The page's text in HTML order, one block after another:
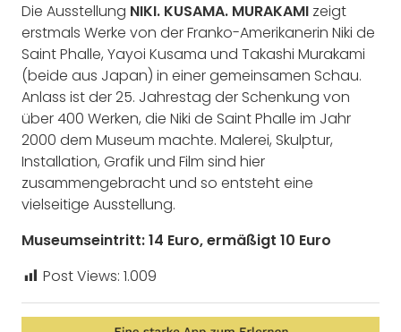
Die Ausstellung NIKI. KUSAMA. MURAKAMI zeigt
erstmals Werke von der Franko-Amerikanerin Niki de
Saint Phalle, Yayoi Kusama und Takashi Murakami
(beide aus Japan) in einer gemeinsamen Schau.
Anlass ist der 25. Jahrestag der Schenkung von
über 400 Werken, die Niki de Saint Phalle im Jahr
2000 dem Museum machte. Malerei, Skulptur,
Installation, Grafik und Film sind hier
zusammengebracht und so entsteht eine
vielseitige Ausstellung.
Museumseintritt: 14 Euro, ermäßigt 10 Euro
Post Views: 1.009